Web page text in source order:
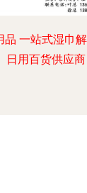
品 一站式湿巾
日用百货供应商